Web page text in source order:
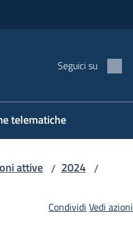
Seguici su
telematiche
attive / 2024 /
Condividi Vedi azioni